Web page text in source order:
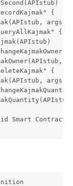
{
args)
{
{
args)
Smart Contract